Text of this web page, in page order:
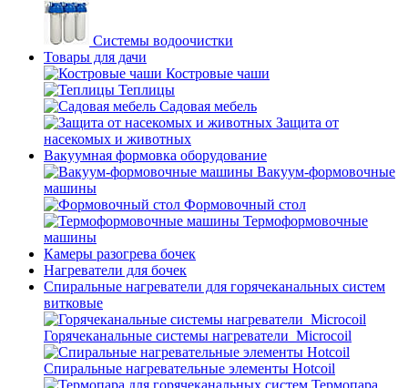
Системы водоочистки
Товары для дачи
Костровые чаши
Теплицы
Садовая мебель
Защита от
насекомых и животных
Вакуумная формовка оборудование
Вакуум-формовочные
машины
Формовочный стол
Термоформовочные
машины
Камеры разогрева бочек
Нагреватели для бочек
Спиральные нагреватели для горячеканальных систем
витковые
Горячеканальные системы нагреватели_Microcoil
Спиральные нагревательные элементы Hotcoil
Термопара